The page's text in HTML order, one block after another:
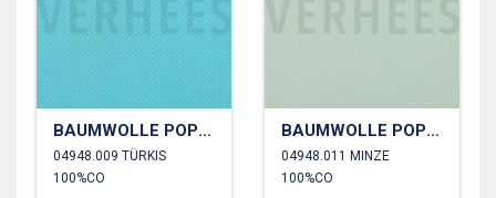
BAUMWOLLE POPELINE KLEINE PUNKTE
04948.009 TÜRKIS
100%CO
BAUMWOLLE POPELINE KLEINE PUNKTE
04948.011 MINZE
100%CO